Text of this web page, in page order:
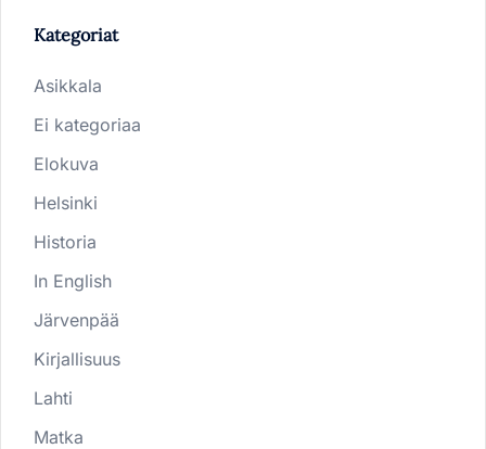
Kategoriat
Asikkala
Ei kategoriaa
Elokuva
Helsinki
Historia
In English
Järvenpää
Kirjallisuus
Lahti
Matka